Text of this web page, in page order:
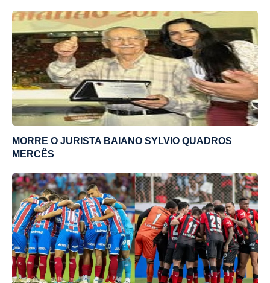
MORRE O JURISTA BAIANO SYLVIO QUADROS
MERCÊS